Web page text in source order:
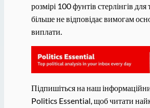
розмірі 100 фунтів стерлінгів для
більше не відповідає вимогам
виплати.
Підпишіться на наш
Politics Essential, щоб читати